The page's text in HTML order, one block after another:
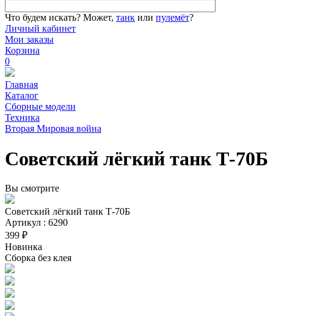
Что будем искать? Может, танк или пулемёт?
Личный кабинет
Мои заказы
Корзина
0
Главная
Каталог
Сборные модели
Техника
Вторая Мировая война
Советский лёгкий танк Т-70Б
Вы смотрите
Советский лёгкий танк Т-70Б
Артикул : 6290
399 ₽
Новинка
Сборка без клея